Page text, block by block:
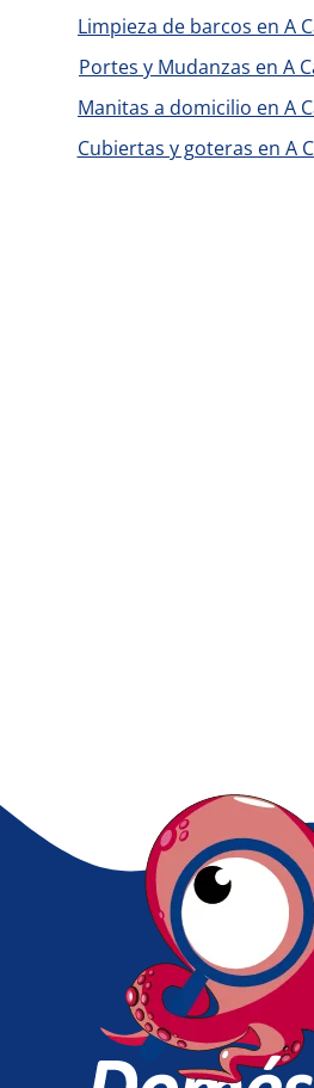
Limpieza de barcos en A
Portes y Mudanzas en A
Manitas a domicilio en A
Cubiertas y goteras en A